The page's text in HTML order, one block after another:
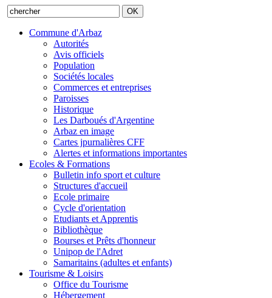
Commune d'Arbaz
Autorités
Avis officiels
Population
Sociétés locales
Commerces et entreprises
Paroisses
Historique
Les Darboués d'Argentine
Arbaz en image
Cartes jpurnalières CFF
Alertes et informations importantes
Ecoles & Formations
Bulletin info sport et culture
Structures d'accueil
Ecole primaire
Cycle d'orientation
Etudiants et Apprentis
Bibliothèque
Bourses et Prêts d'honneur
Unipop de l'Adret
Samaritains (adultes et enfants)
Tourisme & Loisirs
Office du Tourisme
Hébergement